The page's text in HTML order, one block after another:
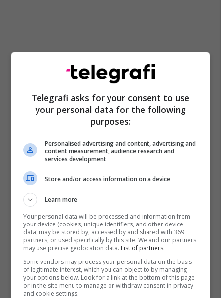
Telegrafi asks for your consent to use
your personal data for the following
purposes:
Personalised advertising and content, advertising and
content measurement, audience research and
services development
Store and/or access information on a device
Learn more
Your personal data will be processed and information from
your device (cookies, unique identifiers, and other device
data) may be stored by, accessed by and shared with 369
partners, or used specifically by this site. We and our partners
may use precise geolocation data. List of partners.
Some vendors may process your personal data on the basis
of legitimate interest, which you can object to by managing
your options below. Look for a link at the bottom of this page
or in the site menu to manage or withdraw consent in privacy
and cookie settings.